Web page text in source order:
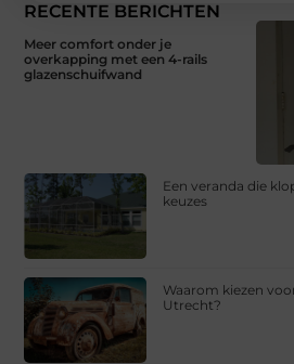
RECENTE BERICHTEN
Meer comfort onder je
overkapping met een 4-rails
glazenschuifwand
Een veranda die
keuzes
Waarom kiezen
Utrecht?